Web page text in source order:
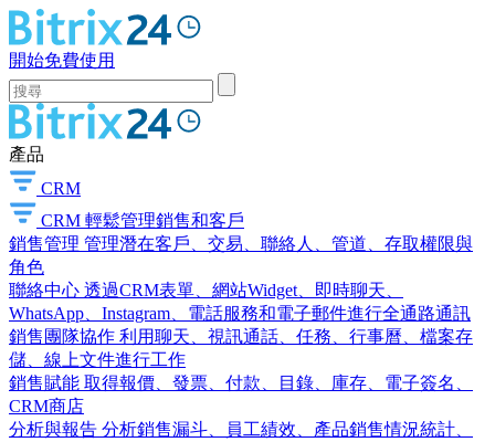
開始免費使用
產品
CRM
CRM 輕鬆管理銷售和客戶
銷售管理 管理潛在客戶、交易、聯絡人、管道、存取權限與
角色
聯絡中心 透過CRM表單、網站Widget、即時聊天、
WhatsApp、Instagram、電話服務和電子郵件進行全通路通訊
銷售團隊協作 利用聊天、視訊通話、任務、行事曆、檔案存
儲、線上文件進行工作
銷售賦能 取得報價、發票、付款、目錄、庫存、電子簽名、
CRM商店
分析與報告 分析銷售漏斗、員工績效、產品銷售情況統計、